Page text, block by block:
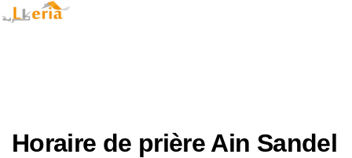
Horaire de prière Ain Sandel